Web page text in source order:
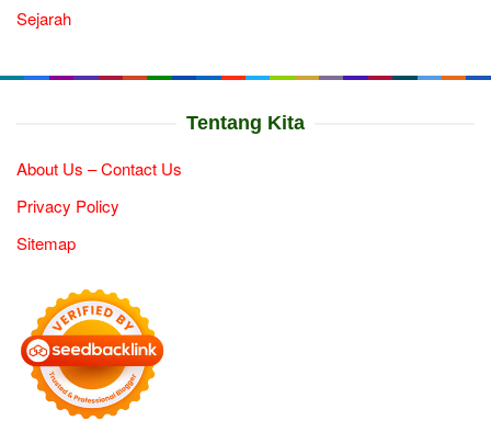
Sejarah
Tentang Kita
About Us – Contact Us
Privacy Policy
Sitemap